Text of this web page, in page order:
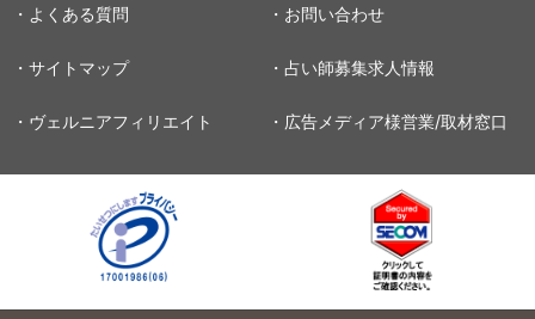
・よくある質問 ・お問い合わせ
・サイトマップ ・占い師募集求人情報
・ヴェルニアフィリエイト ・広告メディア様営業/取材窓口